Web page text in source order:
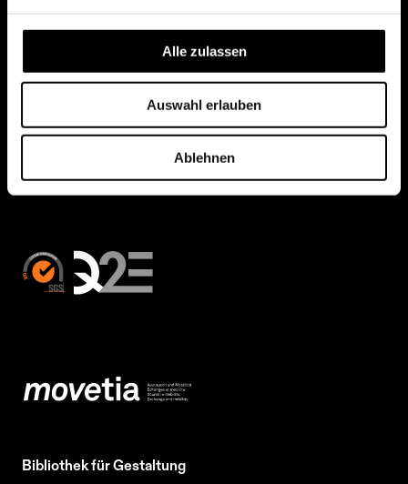
Alle zulassen
Auswahl erlauben
Ablehnen
Bibliothek für Gestaltung